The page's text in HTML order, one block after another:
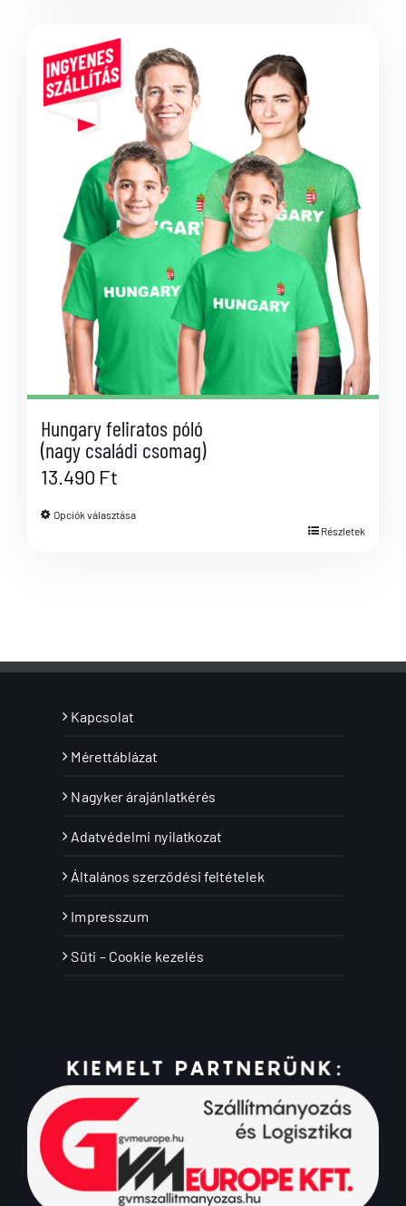
Hungary feliratos póló
(nagy családi csomag)
13.490 Ft
Opciók választása
Részletek
Kapcsolat
Mérettáblázat
Nagyker árajánlatkérés
Adatvédelmi nyilatkozat
Általános szerződési feltételek
Impresszum
Süti – Cookie kezelés